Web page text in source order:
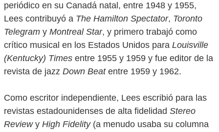
periódico en su Canadá natal, entre 1948 y 1955,
Lees contribuyó a The Hamilton Spectator, Toronto
Telegram y Montreal Star, y primero trabajó como
crítico musical en los Estados Unidos para Louisville
(Kentucky) Times entre 1955 y 1959 y fue editor de la
revista de jazz Down Beatentre 1959 y 1962.
Como escritor independiente, Lees escribió para las
revistas estadounidenses de alta fidelidad Stereo
Reviewy High Fidelity(a menudo usaba su columna